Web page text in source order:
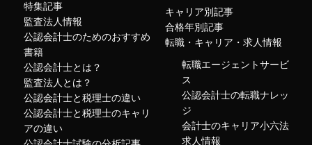
特集記事
監査法人情報
公認会計士のためのおすすめ
書籍
公認会計士とは？
監査法人とは？
公認会計士と税理士の違い
公認会計士と税理士のキャリ
アの違い
キャリア別記事
合格年別記事
転職・キャリア・求人情報
転職エージェントサービ
ス
公認会計士の転職ナレッ
ジ
会計士のキャリア小六法
求人情報